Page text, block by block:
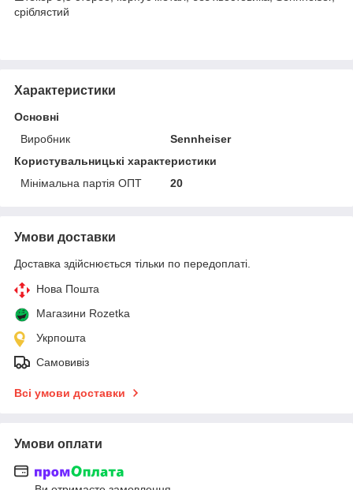
сріблястий
Характеристики
Основні
Виробник
Sennheiser
Користувальницькі характеристики
Мінімальна партія ОПТ
20
Умови доставки
Доставка здійснюється тільки по передоплаті.
Нова Пошта
Магазини Rozetka
Укрпошта
Самовивіз
Всі умови доставки
Умови оплати